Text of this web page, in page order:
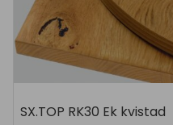
SX.TOP RK30 Ek kvistad